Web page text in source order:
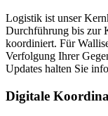
Logistik ist unser
Durchführung bis zur
koordiniert. Für
Verfolgung Ihrer
Updates halten Sie
Digitale